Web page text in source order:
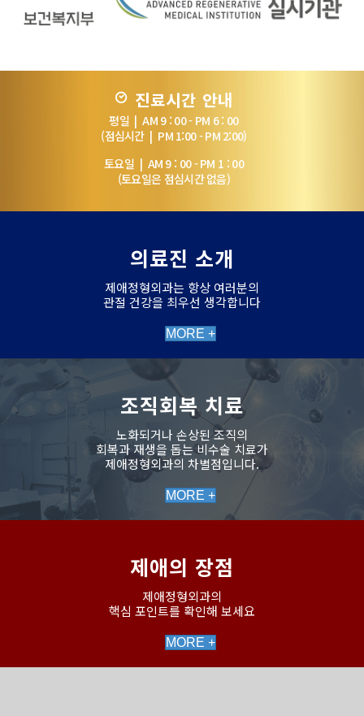
진료시간 안내
평일 | AM 9 : 00 - PM 6 : 00
(점심시간 | PM 1:00 - PM 2:00)
토요일 | AM 9 : 00 - PM 1 : 00
(토요일은 점심시간 없음)
의료진 소개
제애정형외과는 항상 여러분의
관절 건강을 최우선 생각합니다
MORE +
조직회복 치료
노화되거나 손상된 조직의
회복과 재생을 돕는 비수술 치료가
제애정형외과의 차별점입니다.
MORE +
제애의 장점
제애정형외과의
핵심 포인트를 확인해 보세요
MORE +